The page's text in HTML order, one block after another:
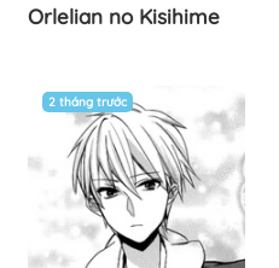
Orlelian no Kisihime
2 tháng trước